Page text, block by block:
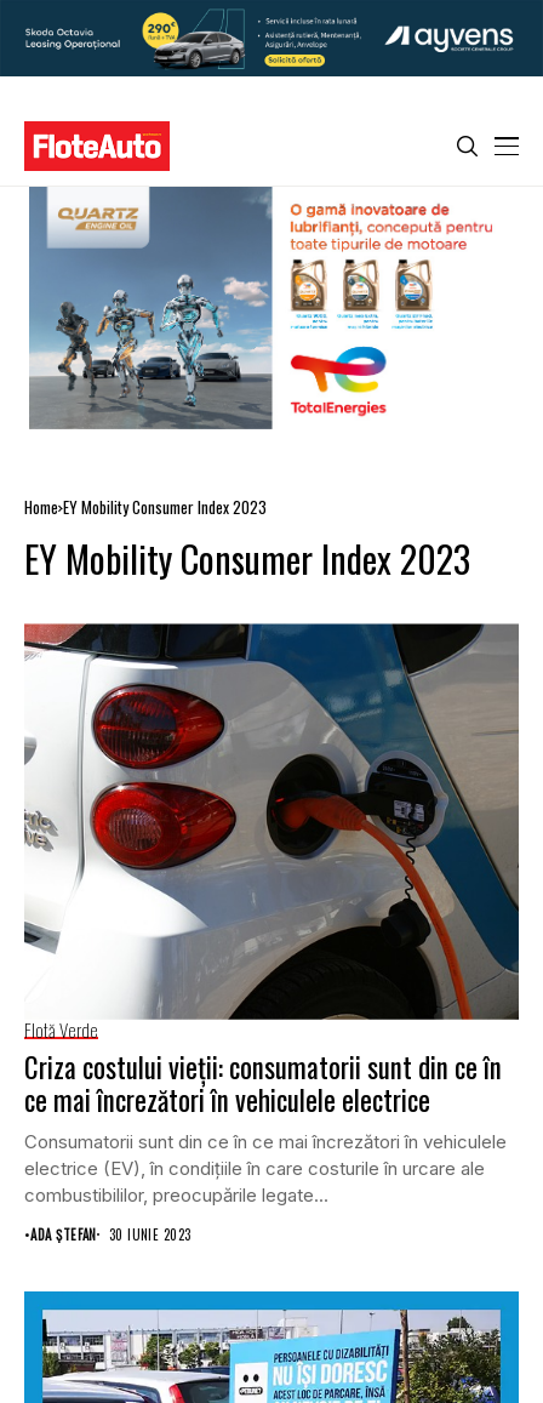
Home EY Mobility Consumer Index 2023
EY Mobility Consumer Index 2023
Flotă Verde
Criza costului vieții: consumatorii sunt din ce în
ce mai încrezători în vehiculele electrice
Consumatorii sunt din ce în ce mai încrezători în vehiculele
electrice (EV), în condițiile în care costurile în urcare ale
combustibililor, preocupările legate...
•ADA ȘTEFAN 30 IUNIE 2023